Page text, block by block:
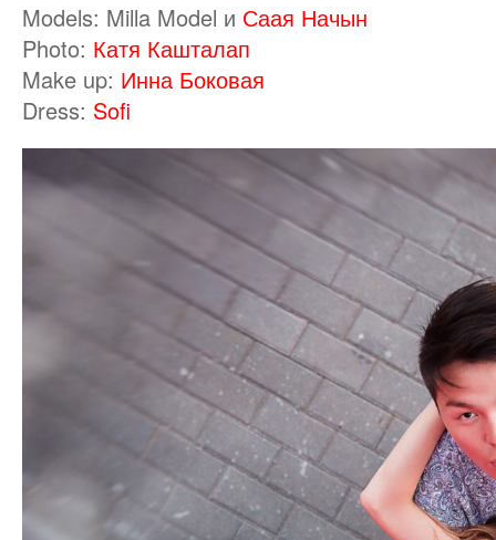
Models: Milla Model и Саая Начын
Photo: Катя Кашталап
Make up: Инна Боковая
Dress: Sofi